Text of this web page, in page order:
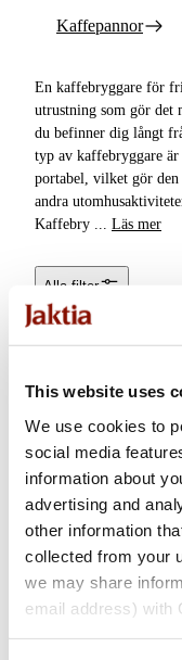
This website uses
We use cookies to
social media
information about
advertising and
other information
collected from your
we may share
email address) with
Koppar & Muggar
Kastruller &
Stormkök &
Friluftskök
Vattenflaskor &
Kaffebryggare &
Kaffepannor
Grillar, Rökar &
Stekhällar
Gasol & Bränsle
Termos &
Termosmuggar
Kaffepannor
En kaffebryggare för
utrustning som gör det
du befinner dig långt
typ av kaffebryggare
portabel, vilket gör
andra
Kaffebry ... Läs mer
Alla filter
Stanley
The Stay-Hot French
Press